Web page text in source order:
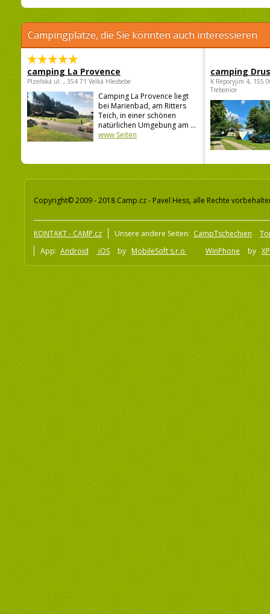
Campingplätze, die Sie könnten auch interessieren
camping La Provence
Plzeňská ul. , 354 71 Velká Hleďsebe
Camping La Provence liegt
bei Marienbad, am Ritters
Teich, in einer schönen
natürlichen Umgebung am ...
www Seiten
camping
K Reporyjim 4, 155
Trebonice
Copyright© 2009 - 2018 Camp.cz - Pavel Hess, alle Rechte
KONTAKT - CAMP.cz Unsere andere Seiten: CampTschechien
App: Android iOS by MobileSoft s.r.o WinPhone by